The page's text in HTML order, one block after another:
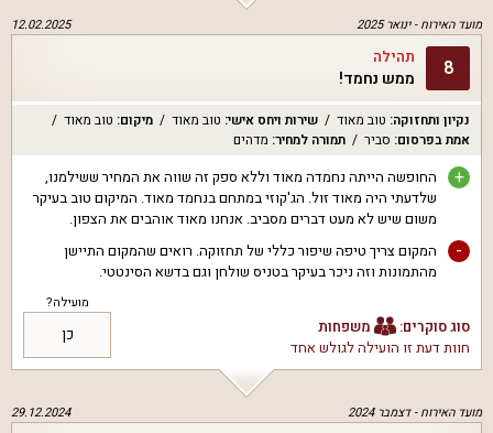
מועד האירוח -ינואר 2025 12.02.2025
8 תהילה
ממש נחמד!
נקיון ותחזוקה: טוב מאוד שירות ויחס אישי: טוב מאוד מיקום: טוב מאוד
אמת בפרסום: סביר תמורה למחיר: מדהים
+
החופשה הייתה נחמדה מאוד וללא ספק זה שווה את המחיר ששילמנו,
שלדעתי היה מאוד זול. הג'קוזי במתחם בנחמד מאוד. המיקום טוב בעיקר
משום שיש לא מעט דברים מסביב. אנחנו מאוד אוהבים את הצפון.
-
המקום צריך טיפה שיפור כללי של תחזוקה. רואים שהמקום התיישן
מהתמונות וזה ניכר בעיקר בטניס שולחן וגם בדשא הסינטטי.
סוג סוקרים:
משפחות
חוות דעת זו הועילה לגולש אחד
מועילה?
כן
מועד האירוח -דצמבר 2024 29.12.2024